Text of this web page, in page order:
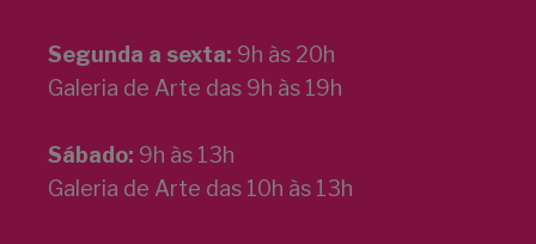
Segunda a sexta: 9h às 20h
Galeria de Arte das 9h às 19h
Sábado: 9h às 13h
Galeria de Arte das 10h às 13h